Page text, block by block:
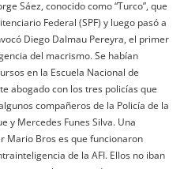
Sáez, conocido como “Turco”, que
Federal (SPF) y luego pasó a
Diego Dalmau Pereyra, el primer
del macrismo. Se habían
en la Escuela Nacional de
abogado con los tres policías que
compañeros de la Policía de la
y Mercedes Funes Silva. Una
Mario Bros es que funcionaron
de la AFI. Ellos no iban